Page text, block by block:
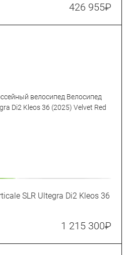
426 955₽
SLR Ultegra Di2 Kleos 36
1 215 300₽